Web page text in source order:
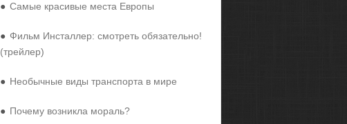
● Самые красивые места Европы
● Фильм Инсталлер: смотреть обязательно!
(трейлер)
● Необычные виды транспорта в мире
● Почему возникла мораль?